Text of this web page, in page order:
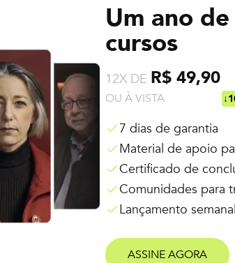
Um ano
cursos
12X DE R$ 49,90
OU À VISTA
7 dias de garantia
Material de apoio
Certificado de
Comunidades para
Lançamento
ASSINE AGORA